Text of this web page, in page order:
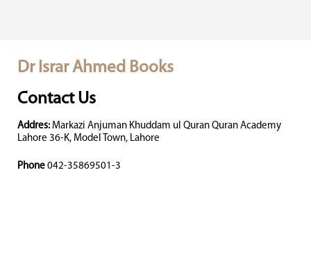
Dr Israr Ahmed Books
Contact Us
Addres: Markazi Anjuman Khuddam ul Quran Quran Academy
Lahore 36-K, Model Town, Lahore
Phone 042-35869501-3